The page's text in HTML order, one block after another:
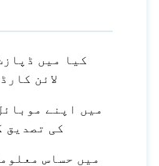
کیا میں
لائن
میں اپنے
کی تصدیق
میں حساس